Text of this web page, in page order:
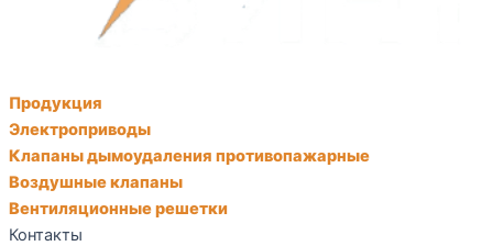
Продукция
Электроприводы
Клапаны дымоудаления противопажарные
Воздушные клапаны
Вентиляционные решетки
Контакты